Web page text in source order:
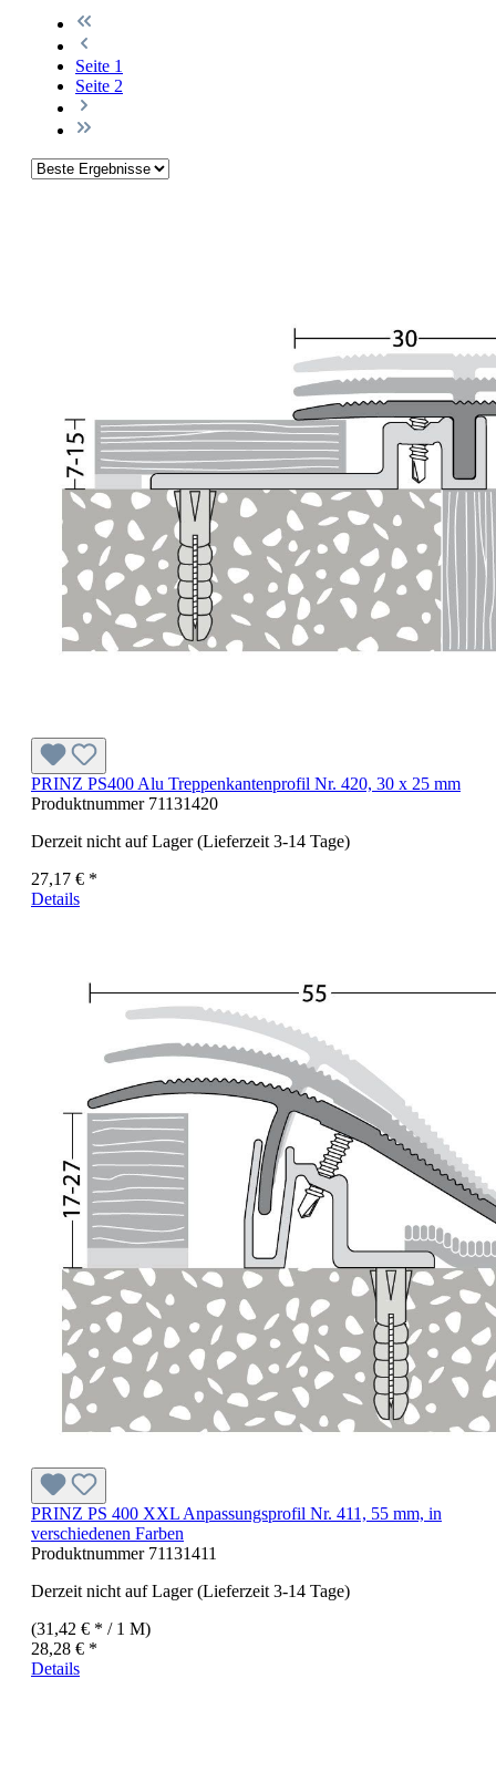
Seite 1
Seite 2
PRINZ PS400 Alu Treppenkantenprofil Nr. 420, 30 x 25 mm
Produktnummer 71131420
Derzeit nicht auf Lager (Lieferzeit 3-14 Tage)
27,17 € *
Details
PRINZ PS 400 XXL Anpassungsprofil Nr. 411, 55 mm, in
verschiedenen Farben
Produktnummer 71131411
Derzeit nicht auf Lager (Lieferzeit 3-14 Tage)
(31,42 € * / 1 M)
28,28 € *
Details